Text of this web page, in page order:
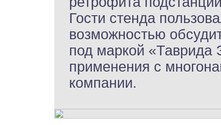
Гости стенда
возможностью
под маркой «Таврида
применения с
компании.